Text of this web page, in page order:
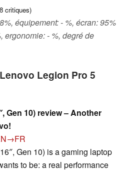
8 critiques)
équipement: - %, écran: 95%
ergonomie: - %, degré de
Legion Pro 5
Gen 10) review – Another
Gen 10) is a gaming laptop
to be: a real performance